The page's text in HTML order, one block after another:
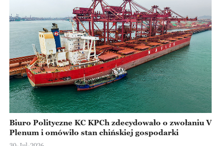
Biuro Polityczne KC KPCh zdecydowało o zwołaniu V
Plenum i omówiło stan chińskiej gospodarki